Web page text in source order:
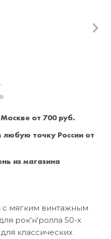
от 700 руб.
любую точку России от
из магазина
с мягким винтажным
рок'н'ролла 50-х
классических